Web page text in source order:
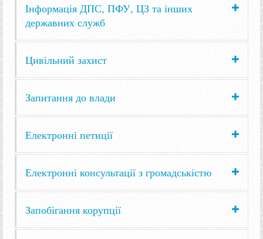
Інформація ДПС, ПФУ, ЦЗ та інших
державних служб
Цивільний захист
Запитання до влади
Електронні петиції
Електронні консультації з громадськістю
Запобігання корупції